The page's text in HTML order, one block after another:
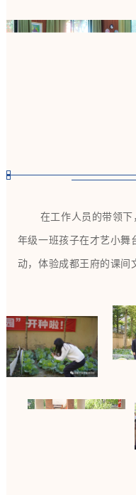
在工作人员的带领
年级一班孩子在才艺小舞
动，体验成都王府的课间